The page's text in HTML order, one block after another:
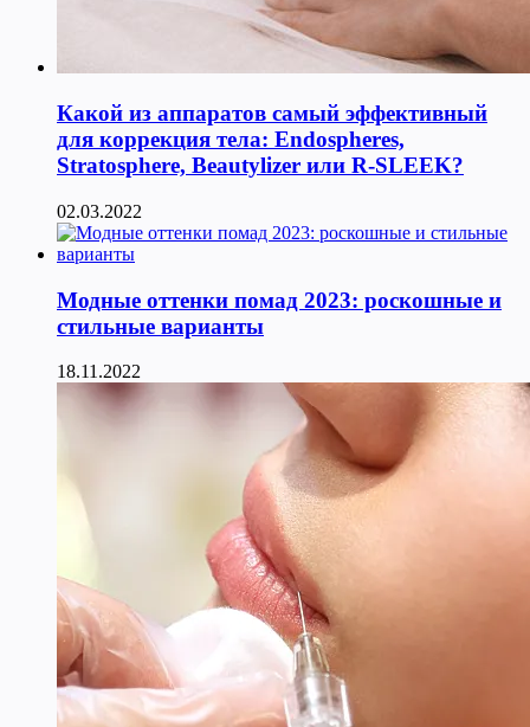
Какой из аппаратов самый эффективный
для коррекция тела: Endospheres,
Stratosphere, Beautylizer или R-SLEEK?
02.03.2022
Модные оттенки помад 2023: роскошные и
стильные варианты
18.11.2022